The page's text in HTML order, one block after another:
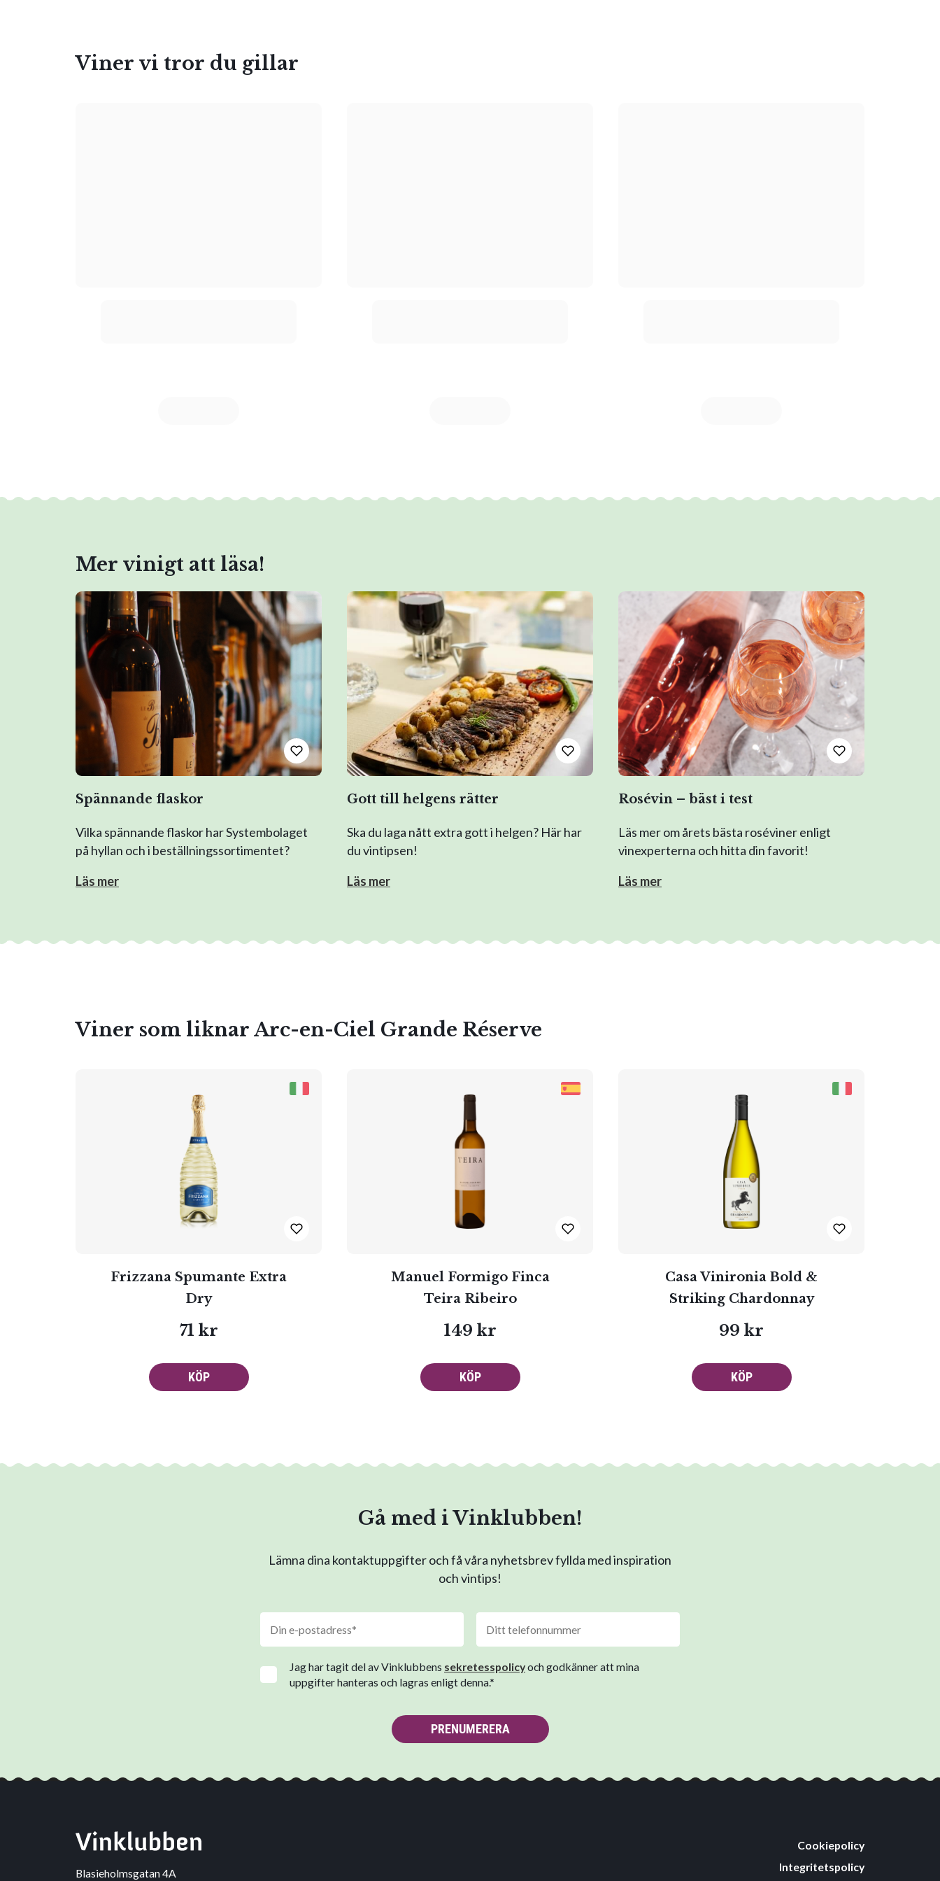
Viner vi tror du gillar
Mer vinigt att läsa!
Spännande flaskor
Vilka spännande flaskor har Systembolaget
på hyllan och i beställningssortimentet?
Läs mer
Gott till helgens rätter
Ska du laga nått extra gott i helgen? Här har
du vintipsen!
Läs mer
Rosévin – bäst i test
Läs mer om årets bästa roséviner enligt
vinexperterna och hitta din favorit!
Läs mer
Viner som liknar Arc-en-Ciel Grande Réserve
Frizzana Spumante Extra
Dry
71 kr
KÖP
Manuel Formigo Finca
Teira Ribeiro
149 kr
KÖP
Casa Vinironia Bold &
Striking Chardonnay
99 kr
KÖP
Gå med i Vinklubben!
Lämna dina kontaktuppgifter och få våra nyhetsbrev fyllda med inspiration
och vintips!
Jag har tagit del av Vinklubbens sekretesspolicyoch godkänner att mina
uppgifter hanteras och lagras enligt denna.*
PRENUMERERA
Blasieholmsgatan 4A
Cookiepolicy
Integritetspolicy